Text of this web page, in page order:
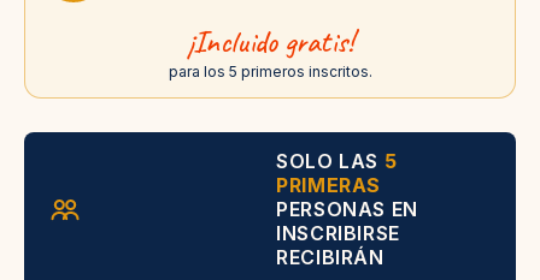
¡Incluido gratis!
para los 5 primeros inscritos.
SOLO LAS 5
PRIMERAS
PERSONAS EN
INSCRIBIRSE
RECIBIRÁN